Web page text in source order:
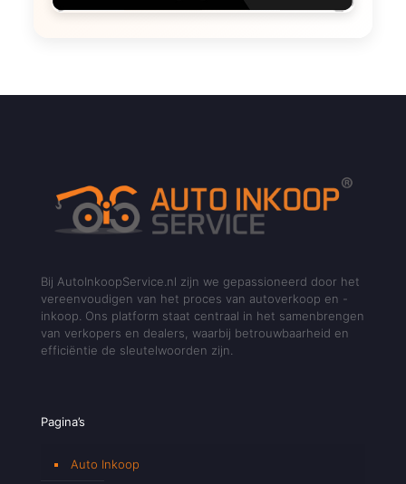
Bij AutoInkoopService.nl zijn we gepassioneerd door het
vereenvoudigen van het proces van autoverkoop en -
inkoop. Ons platform staat centraal in het samenbrengen
van verkopers en dealers, waarbij betrouwbaarheid en
efficiëntie de sleutelwoorden zijn.
Pagina’s
Auto Inkoop